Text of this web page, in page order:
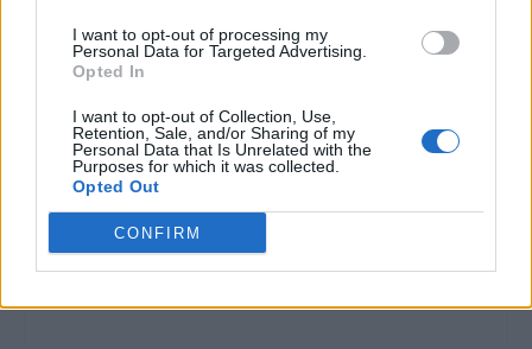
I want to opt-out of processing my
Personal Data for Targeted Advertising.
Opted In
I want to opt-out of Collection, Use,
Retention, Sale, and/or Sharing of my
Personal Data that Is Unrelated with the
Purposes for which it was collected.
Opted Out
CONFIRM